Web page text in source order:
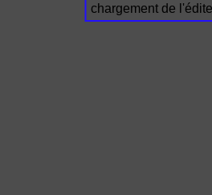
chargement de